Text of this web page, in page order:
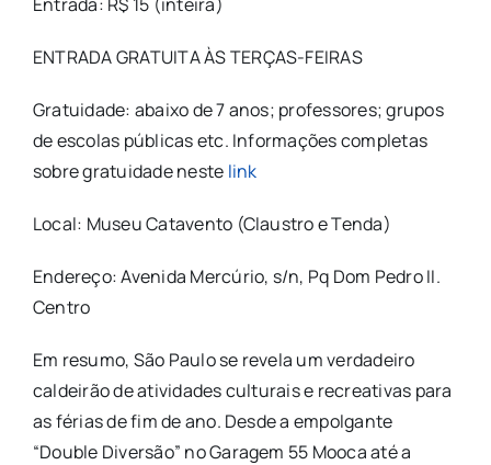
ENTRADA GRATUITA ÀS TERÇAS-FEIRAS
Gratuidade: abaixo de 7 anos; professores; grupos
de escolas públicas etc. Informações completas
sobre gratuidade neste link
Local: Museu Catavento (Claustro e Tenda)
Endereço: Avenida Mercúrio, s/n, Pq Dom Pedro II.
Centro
Em resumo, São Paulo se revela um verdadeiro
caldeirão de atividades culturais e recreativas para
as férias de fim de ano. Desde a empolgante
“Double Diversão” no Garagem 55 Mooca até a